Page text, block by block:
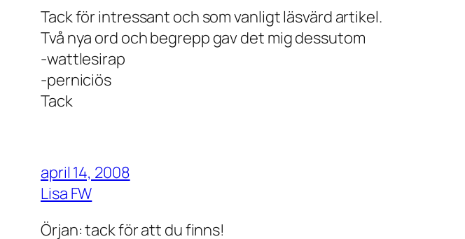
Tack för intressant och som vanligt läsvärd artikel.
Två nya ord och begrepp gav det mig dessutom
-wattlesirap
-perniciös
Tack
april 14, 2008
Lisa FW
Örjan: tack för att du finns!